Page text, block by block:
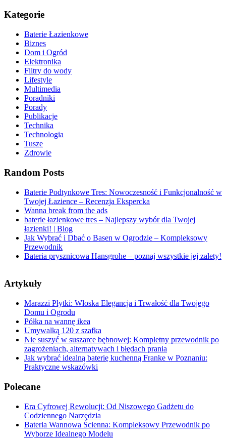
Kategorie
Baterie Łazienkowe
Biznes
Dom i Ogród
Elektronika
Filtry do wody
Lifestyle
Multimedia
Poradniki
Porady
Publikacje
Technika
Technologia
Tusze
Zdrowie
Random Posts
Baterie Podtynkowe Tres: Nowoczesność i Funkcjonalność w
Twojej Łazience – Recenzja Ekspercka
Wanna break from the ads
baterie łazienkowe tres – Najlepszy wybór dla Twojej
łazienki! | Blog
Jak Wybrać i Dbać o Basen w Ogrodzie – Kompleksowy
Przewodnik
Bateria prysznicowa Hansgrohe – poznaj wszystkie jej zalety!
Artykuły
Marazzi Płytki: Włoska Elegancja i Trwałość dla Twojego
Domu i Ogrodu
Półka na wannę ikea
Umywalką 120 z szafka
Nie suszyć w suszarce bębnowej: Kompletny przewodnik po
zagrożeniach, alternatywach i błędach prania
Jak wybrać idealną baterię kuchenną Franke w Poznaniu:
Praktyczne wskazówki
Polecane
Era Cyfrowej Rewolucji: Od Niszowego Gadżetu do
Codziennego Narzędzia
Bateria Wannowa Ścienna: Kompleksowy Przewodnik po
Wyborze Idealnego Modelu